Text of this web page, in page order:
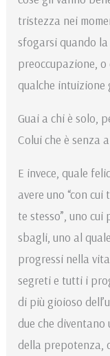
tristezza nei
sfogarsi quando
preoccupazione,
qualche intuizione
Guai a chi è solo,
Colui che è senza
E invece, quale
avere uno “con
te stesso”, uno
sbagli, uno al
progressi nella
segreti e tutti i
di più gioioso
due che
della prepotenza,